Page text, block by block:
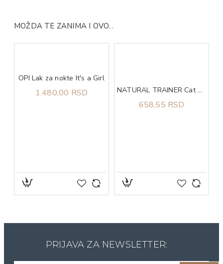
MOŽDA TE ZANIMA I OVO...
OPI Lak za nokte It's a Girl
1.480,00 RSD NATURAL TRAINER Cat urinary piletina za odrasle mačke 300g
658,55 RSD
PRIJAVA ZA NEWSLETTER: